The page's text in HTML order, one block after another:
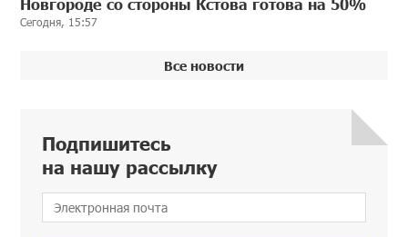
Новгороде со стороны Кстова готова на 50%
Сегодня, 15:57
Все новости
Подпишитесь
на нашу рассылку